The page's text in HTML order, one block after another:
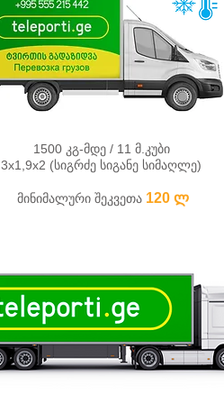
1500 კგ-მდე / 11 მ.კუბი
3х1,9х2 (სიგრძე სიგანე სიმაღლე)
მინიმალური შეკვეთა 120 ლ